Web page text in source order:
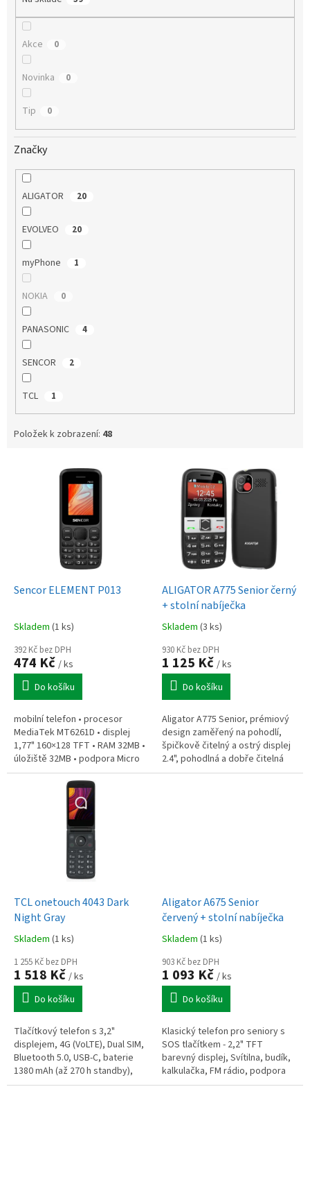
Akce 0
Novinka 0
Tip 0
Značky
ALIGATOR 20
EVOLVEO 20
myPhone 1
NOKIA 0
PANASONIC 4
SENCOR 2
TCL 1
Položek k zobrazení: 48
Sencor ELEMENT P013
Skladem (1 ks)
392 Kč bez DPH
474 Kč / ks
Do košíku
mobilní telefon • procesor
MediaTek MT6261D • displej
1,77" 160×128 TFT • RAM 32MB •
úložiště 32MB • podpora Micro
SDHC až 32GB • Bluetooth •
Micro USB • svítilna • FM rádio •...
ALIGATOR A775 Senior černý
+ stolní nabíječka
Skladem (3 ks)
930 Kč bez DPH
1 125 Kč / ks
Do košíku
Aligator A775 Senior, prémiový
design zaměřený na pohodlí,
špičkově čitelný a ostrý displej
2.4", pohodlná a dobře čitelná
tlačítka, SOS tlačítko s funkcí
TCL onetouch 4043 Dark
Night Gray
Skladem (1 ks)
1 255 Kč bez DPH
1 518 Kč / ks
Do košíku
Tlačítkový telefon s 3,2"
displejem, 4G (VoLTE), Dual SIM,
Bluetooth 5.0, USB-C, baterie
1380 mAh (až 270 h standby),
SOS tlačítko, microSD až 128
Aligator A675 Senior
červený + stolní nabíječka
Skladem (1 ks)
903 Kč bez DPH
1 093 Kč / ks
Do košíku
Klasický telefon pro seniory s
SOS tlačítkem - 2,2" TFT
barevný displej, Svítilna, budík,
kalkulačka, FM rádio, podpora
SIM toolkit, fotoaparát VGA,